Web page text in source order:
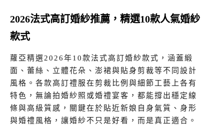
2026法式高訂婚紗推薦，精選10款人氣婚紗
款式
蘿亞精選2026年10款法式高訂婚紗款式，涵蓋緞
面、蕾絲、立體花朵、澎裙與貼身剪裁等不同設計
風格。各款高訂禮服在剪裁比例與細節工藝上各有
特色，無論拍婚紗照或婚禮宴客，都能撐出穩定線
條與高級質感，關鍵在於貼近新娘自身氣質、身形
與婚禮風格，讓婚紗不只是好看，而是真正適合。